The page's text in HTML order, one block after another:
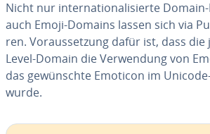
Nicht nur in­ter­na­tio­na­li­sier­te
auch Emoji-Domains lassen sich via
ren. Vor­aus­set­zung dafür ist, dass die
Level-Domain die Ver­wen­dung von
das ge­wünsch­te Emoticon im
wurde.